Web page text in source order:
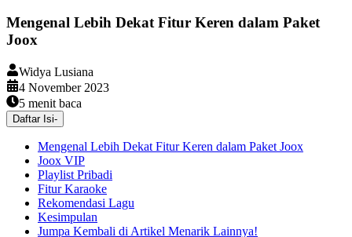
Mengenal Lebih Dekat Fitur Keren dalam Paket
Joox
Widya Lusiana
4 November 2023
5 menit baca
Daftar Isi-
Mengenal Lebih Dekat Fitur Keren dalam Paket Joox
Joox VIP
Playlist Pribadi
Fitur Karaoke
Rekomendasi Lagu
Kesimpulan
Jumpa Kembali di Artikel Menarik Lainnya!